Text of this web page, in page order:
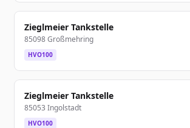
Zieglmeier Tankstelle
85098 Großmehring
HVO100
Zieglmeier Tankstelle
85053 Ingolstadt
HVO100